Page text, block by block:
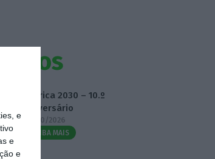
e
e
e
Fábrica 2030 – 10.º
Aniversário
14/10/2026
SAIBA MAIS